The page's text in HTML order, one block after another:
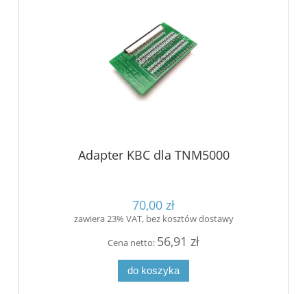
Adapter KBC dla TNM5000
70,00 zł
zawiera 23% VAT, bez kosztów dostawy
Cena netto: 56,91 zł
do koszyka